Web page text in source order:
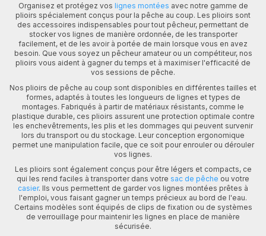
Organisez et protégez vos lignes montées avec notre gamme de
plioirs spécialement conçus pour la pêche au coup. Les plioirs sont
des accessoires indispensables pour tout pêcheur, permettant de
stocker vos lignes de manière ordonnée, de les transporter
facilement, et de les avoir à portée de main lorsque vous en avez
besoin. Que vous soyez un pêcheur amateur ou un compétiteur, nos
plioirs vous aident à gagner du temps et à maximiser l'efficacité de
vos sessions de pêche.
Nos plioirs de pêche au coup sont disponibles en différentes tailles et
formes, adaptés à toutes les longueurs de lignes et types de
montages. Fabriqués à partir de matériaux résistants, comme le
plastique durable, ces plioirs assurent une protection optimale contre
les enchevêtrements, les plis et les dommages qui peuvent survenir
lors du transport ou du stockage. Leur conception ergonomique
permet une manipulation facile, que ce soit pour enrouler ou dérouler
vos lignes.
Les plioirs sont également conçus pour être légers et compacts, ce
qui les rend faciles à transporter dans votre sac de pêche ou votre
casier. Ils vous permettent de garder vos lignes montées prêtes à
l'emploi, vous faisant gagner un temps précieux au bord de l'eau.
Certains modèles sont équipés de clips de fixation ou de systèmes
de verrouillage pour maintenir les lignes en place de manière
sécurisée.